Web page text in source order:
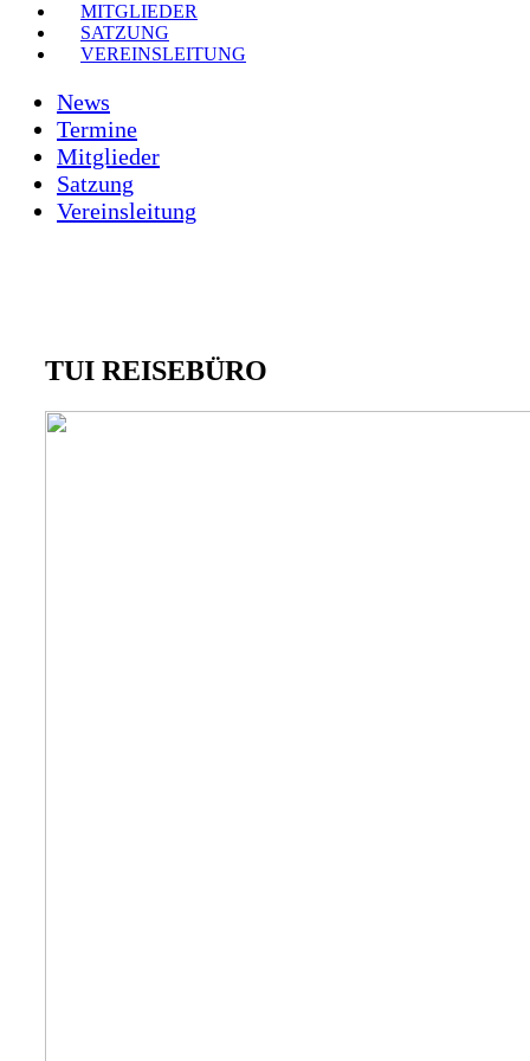
MITGLIEDER
SATZUNG
VEREINSLEITUNG
News
Termine
Mitglieder
Satzung
Vereinsleitung
TUI REISEBÜRO